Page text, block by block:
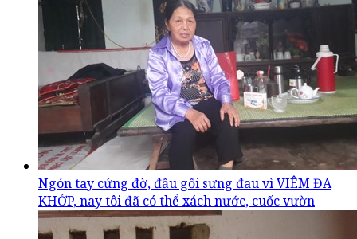
Ngón tay cứng đờ, đầu gối sưng đau vì VIÊM ĐA
KHỚP, nay tôi đã có thể xách nước, cuốc vườn